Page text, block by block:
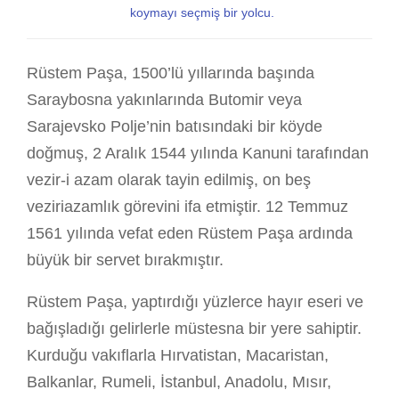
koymayı seçmiş bir yolcu.
Rüstem Paşa, 1500’lü yıllarında başında
Saraybosna yakınlarında Butomir veya
Sarajevsko Polje’nin batısındaki bir köyde
doğmuş, 2 Aralık 1544 yılında Kanuni tarafından
vezir-i azam olarak tayin edilmiş, on beş
veziriazamlık görevini ifa etmiştir. 12 Temmuz
1561 yılında vefat eden Rüstem Paşa ardında
büyük bir servet bırakmıştır.
Rüstem Paşa, yaptırdığı yüzlerce hayır eseri ve
bağışladığı gelirlerle müstesna bir yere sahiptir.
Kurduğu vakıflarla Hırvatistan, Macaristan,
Balkanlar, Rumeli, İstanbul, Anadolu, Mısır,